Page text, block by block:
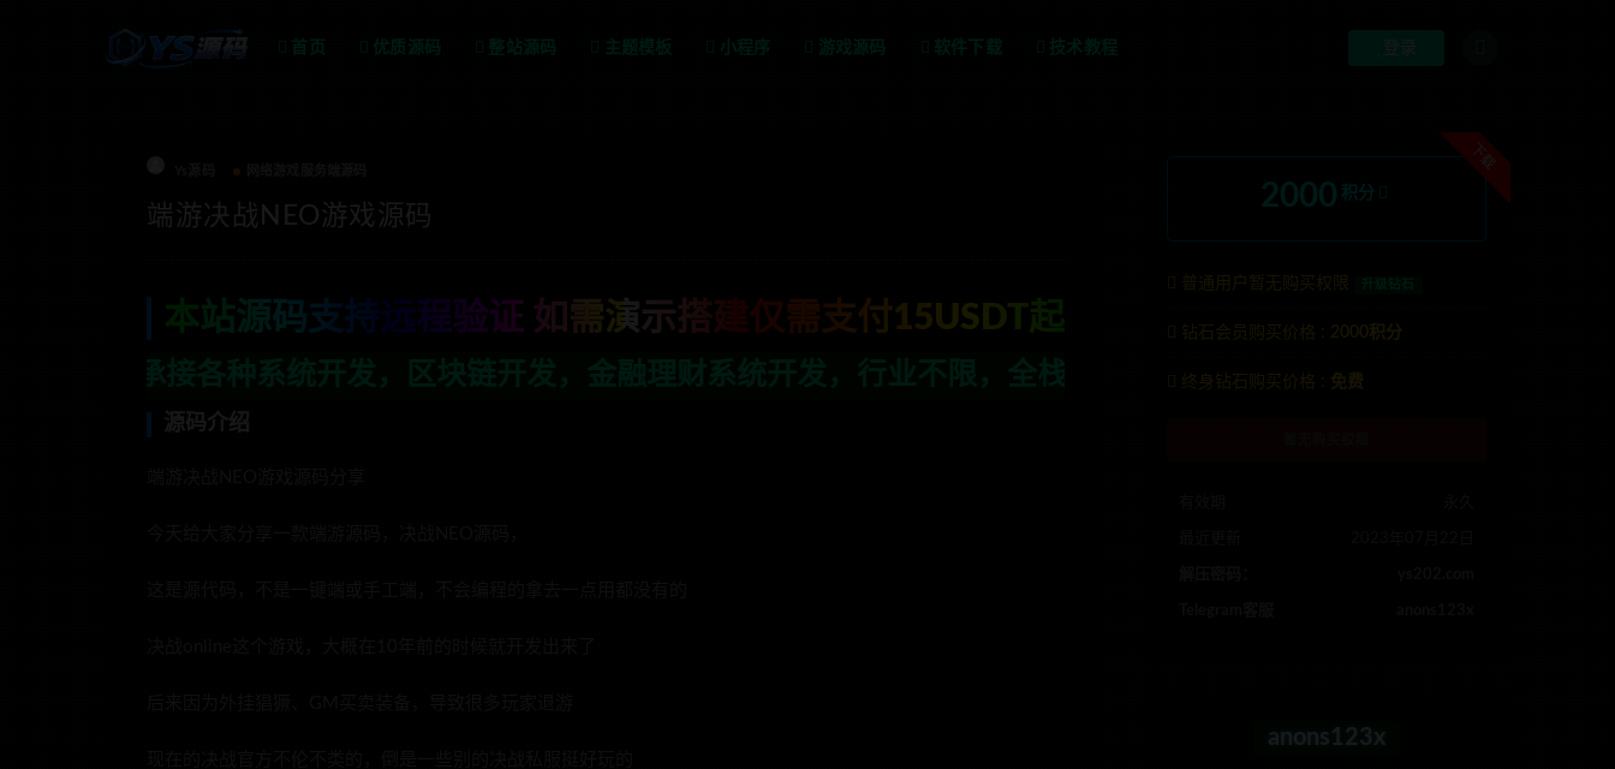
首页 优质源码 整站源码 主题模板 小程序 游戏源码 软件下载 技术教程 登录
端游决战NEO游戏源码
本站源码支持远程验证 如需演示搭建仅需支付15USDT起
系统开发，区块链开发，金融理财系统开发，行业不限，全栈技术开发，定制，二开联系TG:anons123x
下载
2000 积分
普通用户暂无购买权限
钻石会员购买价格 : 2000积分
终身钻石购买价格 : 免费
anons123x